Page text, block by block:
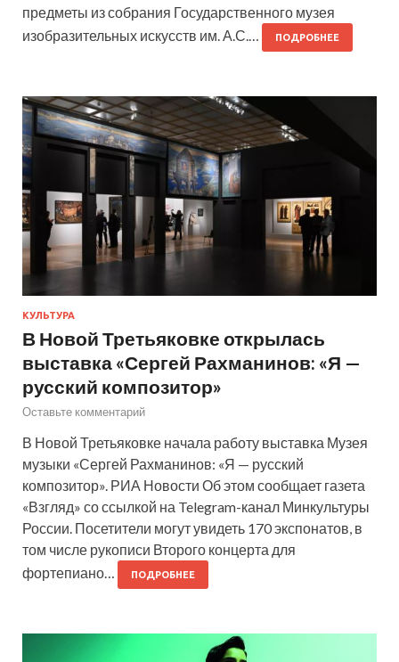
предметы из собрания Государственного музея
изобразительных искусств им. А.С.…
ПОДРОБНЕЕ
КУЛЬТУРА
В Новой Третьяковке открылась
выставка «Сергей Рахманинов: «Я —
русский композитор»
Оставьте комментарий
В Новой Третьяковке начала работу выставка Музея
музыки «Сергей Рахманинов: «Я — русский
композитор». РИА Новости Об этом сообщает газета
«Взгляд» со ссылкой на Telegram-канал Минкультуры
России. Посетители могут увидеть 170 экспонатов, в
том числе рукописи Второго концерта для
фортепиано…
ПОДРОБНЕЕ